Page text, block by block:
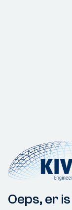
Oeps, er